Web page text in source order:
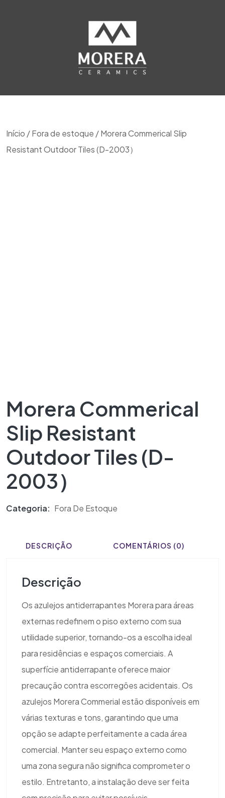
Início /Fora de estoque / Morera Commerical Slip
Resistant Outdoor Tiles (D-2003）
Morera Commerical
Slip Resistant
Outdoor Tiles (D-
2003）
Categoria: Fora De Estoque
DESCRIÇÃO COMENTÁRIOS (0)
Descrição
Os azulejos antiderrapantes Morera para áreas
externas redefinem o piso externo com sua
utilidade superior, tornando-os a escolha ideal
para residências e espaços comerciais. A
superfície antiderrapante oferece maior
precaução contra escorregões acidentais. Os
azulejos Morera Commerial estão disponíveis em
várias texturas e tons, garantindo que uma
opção se adapte perfeitamente a cada área
comercial. Manter seu espaço externo como
uma zona segura não significa comprometer o
estilo. Entretanto, a instalação deve ser feita